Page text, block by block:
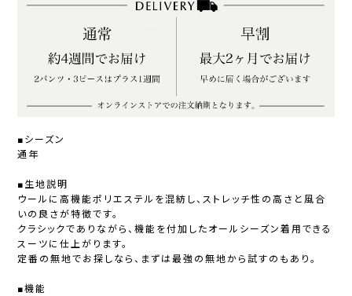
■シーズン
通年
■生地説明
ウールに高機能ポリエステルを混紡し、ストレッチ性の高さと風合
いの良さが特徴です。
クラシックでありながら、機能を付加したオールシーズン着用できる
スーツに仕上がります。
定番の無地でお探しなら、まずは最強の無地から試すのもあり。
■機能